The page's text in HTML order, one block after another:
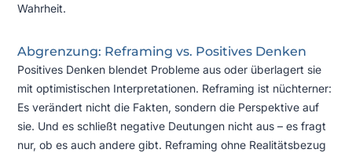
Wahrheit.
Abgrenzung: Reframing vs. Positives Denken
Positives Denken blendet Probleme aus oder überlagert sie
mit optimistischen Interpretationen. Reframing ist nüchterner:
Es verändert nicht die Fakten, sondern die Perspektive auf
sie. Und es schließt negative Deutungen nicht aus – es fragt
nur, ob es auch andere gibt. Reframing ohne Realitätsbezug